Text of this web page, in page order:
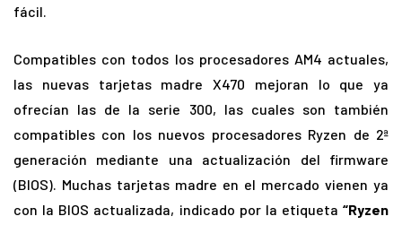
fácil.
Compatibles con todos los procesadores AM4 actuales,
las nuevas tarjetas madre X470 mejoran lo que ya
ofrecían las de la serie 300, las cuales son también
compatibles con los nuevos procesadores Ryzen de 2ª
generación mediante una actualización del firmware
(BIOS). Muchas tarjetas madre en el mercado vienen ya
con la BIOS actualizada, indicado por la etiqueta “Ryzen